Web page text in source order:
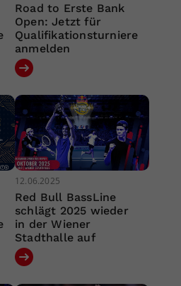
Road to Erste Bank
Open: Jetzt für
Qualifikationsturniere
anmelden
12.06.2025
Red Bull BassLine
schlägt 2025 wieder
in der Wiener
Stadthalle auf